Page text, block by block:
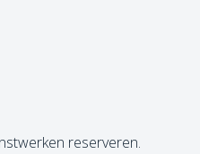
reserveren.